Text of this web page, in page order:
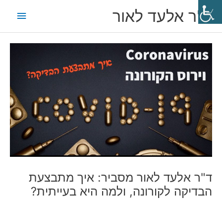
לתוכןד"ר אלעד לאור
ראשי
ד"ר אלעד לאור מסביר: איך מתבצעת
הבדיקה לקורונה, ולמה היא בעייתית?
navigation